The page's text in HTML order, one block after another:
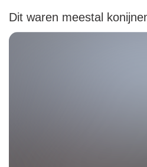
Dit waren meestal